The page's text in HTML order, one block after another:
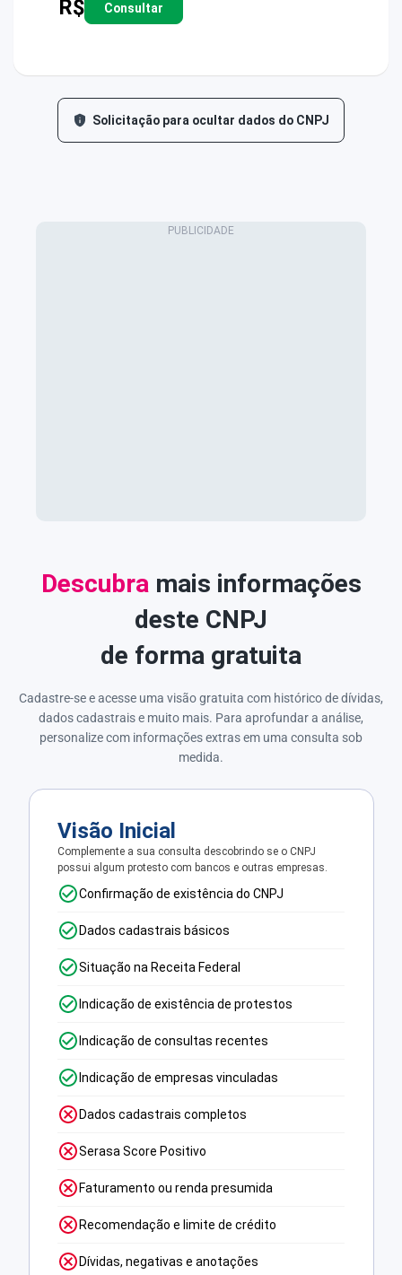
R$ Consultar
Solicitação para ocultar dados do CNPJ
Descubramais informações
deste CNPJ
de forma gratuita
Cadastre-se e acesse uma visão gratuita com histórico de dívidas,
dados cadastrais e muito mais. Para aprofundar a análise,
personalize com informações extras em uma consulta sob
medida.
Visão Inicial
Complemente a sua consulta descobrindo se o CNPJ
possui algum protesto com bancos e outras empresas.
Confirmação de existência do CNPJ
Dados cadastrais básicos
Situação na Receita Federal
Indicação de existência de protestos
Indicação de consultas recentes
Indicação de empresas vinculadas
Dados cadastrais completos
Serasa Score Positivo
Faturamento ou renda presumida
Recomendação e limite de crédito
Dívidas, negativas e anotações